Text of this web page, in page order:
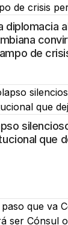
diplomacia
de
que